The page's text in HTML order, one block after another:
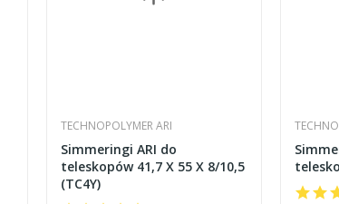
TECHNOPOLYMER ARI
Simmeringi ARI do
teleskopów 41,7 X 55 X 8/10,5
(TC4Y)